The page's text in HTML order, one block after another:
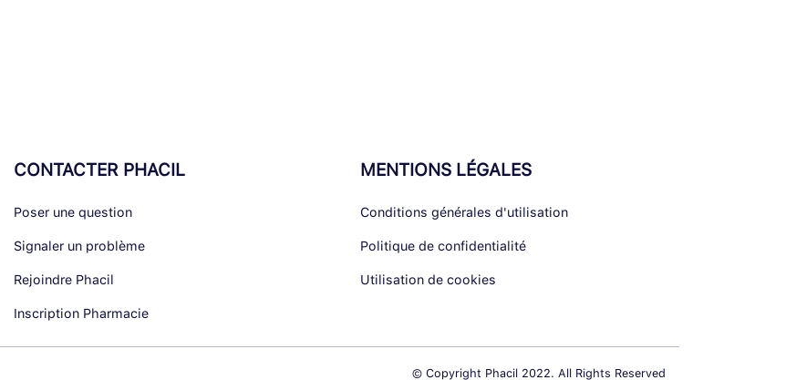
CONTACTER PHACIL
Poser une question
Signaler un problème
Rejoindre Phacil
Inscription Pharmacie
MENTIONS LÉGALES
Conditions générales d'utilisation
Politique de confidentialité
Utilisation de cookies
© Copyright Phacil 2022. All Rights Reserved
vos Options